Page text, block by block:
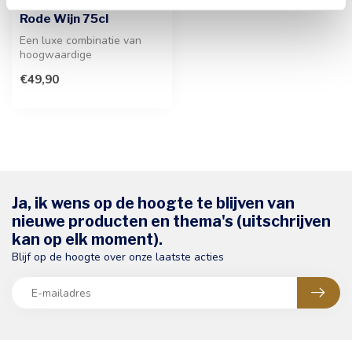
Rode Wijn 75cl
Een luxe combinatie van
hoogwaardige
een elegante fles ...
€49,90
Ja, ik wens op de hoogte te blijven van
nieuwe producten en thema's (uitschrijven
kan op elk moment).
Blijf op de hoogte over onze laatste acties